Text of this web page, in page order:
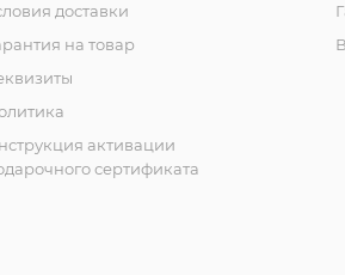
доставки
на товар
активации
сертификата